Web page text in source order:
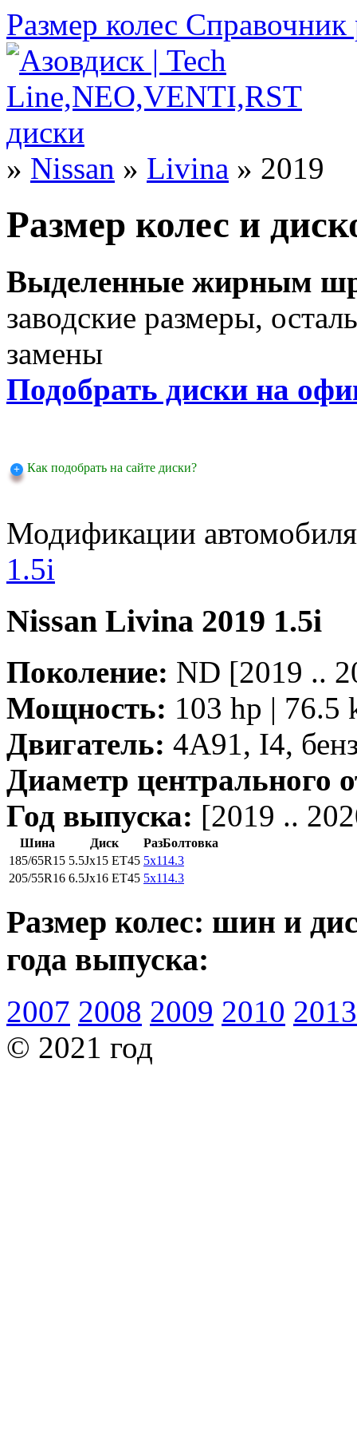
Размер колес Справочник
» Nissan » Livina » 2019
Размер колес и
Выделенные жирным
заводские размеры,
замены
Подобрать диски на
Как подобрать на сайте диски?
Модификации автомобиля
1.5i
Nissan Livina 2019 1.5i
Поколение: ND [2019 ..
Мощность: 103 hp | 76.5
Двигатель: 4A91, I4,
Диаметр центрального
Год выпуска: [2019 ..
Шина Диск
РазБолтовка
185/65R15 5.5Jx15 ET45 5x114.3
205/55R16 6.5Jx16 ET45 5x114.3
Размер колес: шин и
года выпуска:
2007 2008 2009 2010 2013
© 2021 год